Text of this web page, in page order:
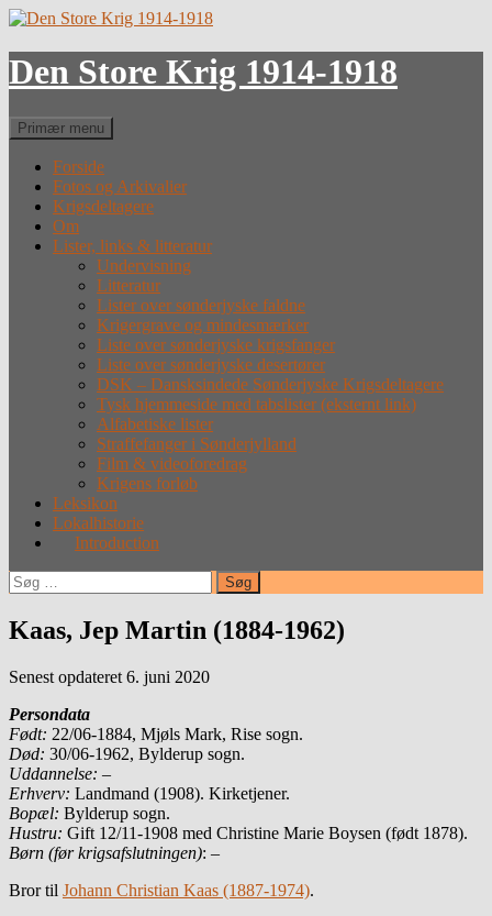
Hop
indhold
Den Store Krig 1914-1918
Søg
Primær menu
Forside
Fotos og Arkivalier
Krigsdeltagere
Om
Lister, links & litteratur
Undervisning
Litteratur
Lister over sønderjyske faldne
Krigergrave og mindesmærker
Liste over sønderjyske krigsfanger
Liste over sønderjyske desertører
DSK – Dansksindede Sønderjyske Krigsdeltagere
Tysk hjemmeside med tabslister (eksternt link)
Alfabetiske lister
Straffefanger i Sønderjylland
Film & videoforedrag
Krigens forløb
Leksikon
Lokalhistorie
Introduction
Søg
efter:
Kaas, Jep Martin (1884-1962)
Senest opdateret 6. juni 2020
Persondata
Født: 22/06-1884, Mjøls Mark, Rise sogn.
Død: 30/06-1962, Bylderup sogn.
Uddannelse: –
Erhverv: Landmand (1908). Kirketjener.
Bopæl: Bylderup sogn.
Hustru: Gift 12/11-1908 med Christine Marie Boysen (født 1878).
Børn (før krigsafslutningen): –
Bror til Johann Christian Kaas (1887-1974).